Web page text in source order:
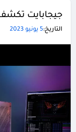
التاريخ:5 يونيو 2023